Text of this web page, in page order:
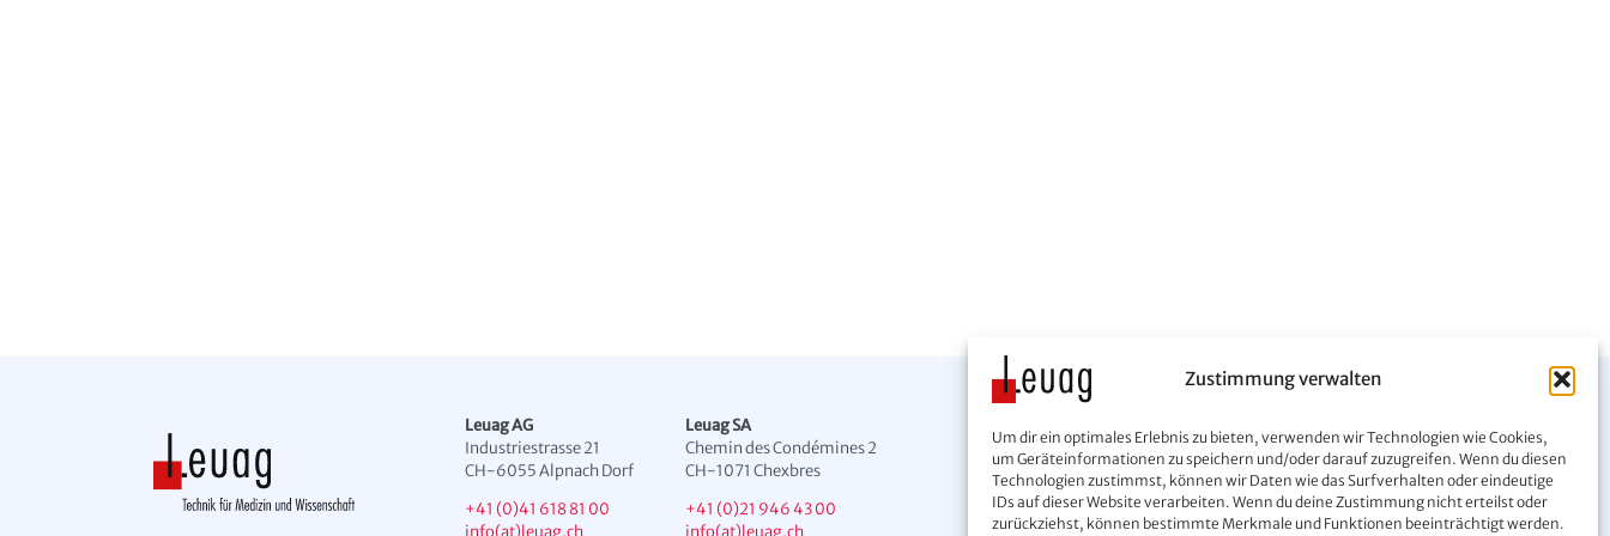
Zustimmung verwalten
Um dir ein optimales Erlebnis zu bieten, verwenden wir Technologien wie Cookies,
um Geräteinformationen zu speichern und/oder darauf zuzugreifen. Wenn du diesen
Technologien zustimmst, können wir Daten wie das Surfverhalten oder eindeutige
IDs auf dieser Website verarbeiten. Wenn du deine Zustimmung nicht erteilst oder
zurückziehst, können bestimmte Merkmale und Funktionen beeinträchtigt werden.
Leuag AG
Industriestrasse 21
CH-6055 Alpnach Dorf
+41 (0)41 618 81 00
info(at)leuag.ch
Leuag SA
Chemin des Condémines 2
CH-1071 Chexbres
+41 (0)21 946 43 00
info(at)leuag.ch